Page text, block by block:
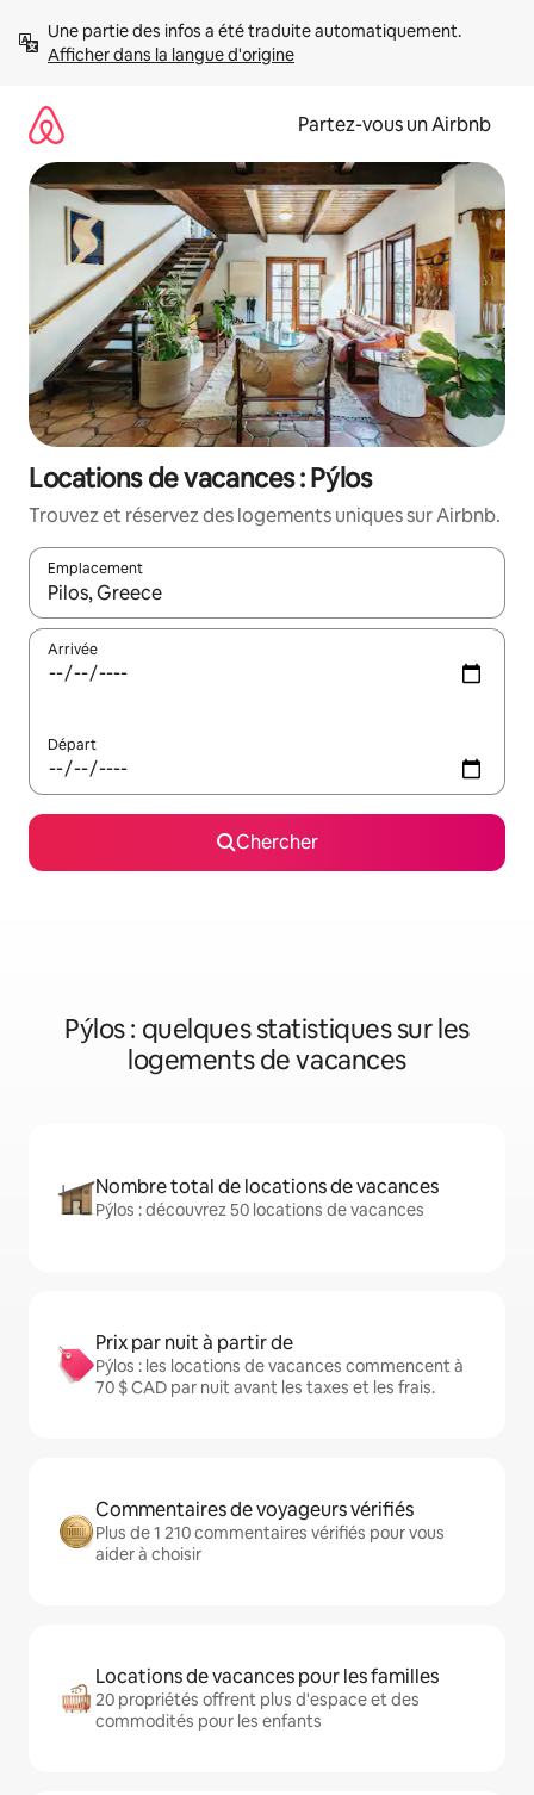
directement
Afficher dans la langue d'origine
Partez-vous un Airbnb
Locations de vacances : Pýlos
Trouvez et réservez des logements uniques sur Airbnb.
Emplacement
Quand les résultats sont affichés, parcourez-les en utilisant
Arrivée
Départ
Chercher
Pýlos : quelques statistiques sur les
logements de vacances
Nombre total de locations de vacances
Pýlos : découvrez 50 locations de vacances
Prix par nuit à partir de
Pýlos : les locations de vacances commencent à
70 $ CAD par nuit avant les taxes et les frais.
Commentaires de voyageurs vérifiés
Plus de 1 210 commentaires vérifiés pour vous
aider à choisir
Locations de vacances pour les familles
20 propriétés offrent plus d'espace et des
commodités pour les enfants